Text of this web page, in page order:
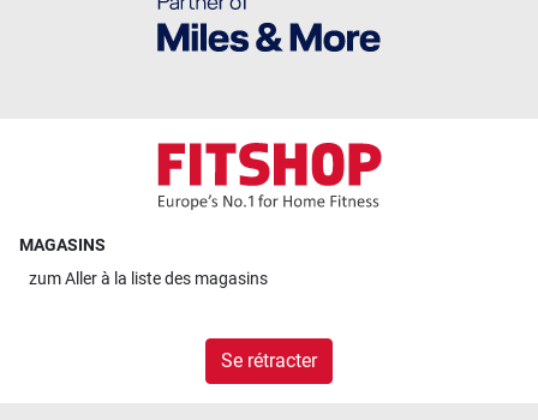
MAGASINS
zumAller à la liste des magasins
Se rétracter